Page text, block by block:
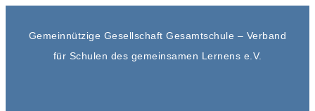
Gemeinnützige Gesellschaft Gesamtschule – Verband
für Schulen des gemeinsamen Lernens e.V.